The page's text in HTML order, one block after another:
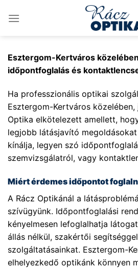
Esztergom-Kertváros
időpontfoglalás és
Ha professzionális optikai
Esztergom-Kertváros közelében,
Optika elkötelezett amellett,
legjobb látásjavító
kínálja, legyen szó
szemvizsgálatról, vagy
Miért érdemes időpontot
A Rácz Optikánál a
szívügyünk. Időpontfoglalási
kényelmesen lefoglalhatja
állás nélkül, szakértői
szolgáltatásainkat. Esztergom-
elhelyezkedő optikánk könnyen